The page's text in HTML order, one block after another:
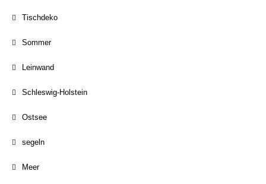
Tischdeko
Sommer
Leinwand
Schleswig-Holstein
Ostsee
segeln
Meer